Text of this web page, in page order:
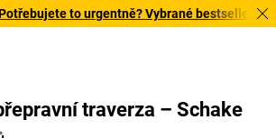
to urgentně? Vybrané bestsellery
traverza – Schake